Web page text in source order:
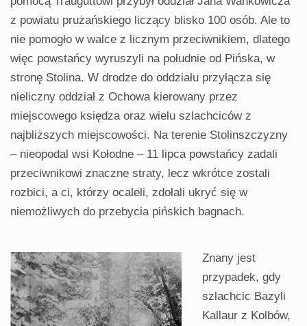
z powiatu prużańskiego liczący blisko 100 osób. Ale to
nie pomogło w walce z licznym przeciwnikiem, dlatego
więc powstańcy wyruszyli na południe od Pińska, w
stronę Stolina. W drodze do oddziału przyłącza się
nieliczny oddział z Ochowa kierowany przez
miejscowego księdza oraz wielu szlachciców z
najbliższych miejscowości. Na terenie Stolinszczyzny
– nieopodal wsi Kołodne – 11 lipca powstańcy zadali
przeciwnikowi znaczne straty, lecz wkrótce zostali
rozbici, a ci, którzy ocaleli, zdołali ukryć się w
niemożliwych do przebycia pińskich bagnach.
Znany jest
przypadek, gdy
szlachcic Bazyli
Kallaur z Kolbów,